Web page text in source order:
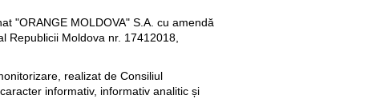
"ORANGE MOLDOVA" S.A. cu amendă
Moldova nr. 17412018,
realizat de Consiliul
informativ, informativ analitic și